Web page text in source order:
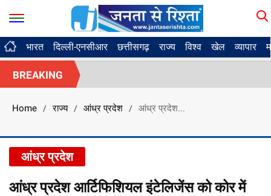
भारत दिल्ली-एनसीआर छत्तीसगढ़ राज्य विश्व खेल व्यापार
BREAKING
Home / राज्य / आंध्र प्रदेश / आंध्र प्रदेश...
आंध्र प्रदेश
आंध्र प्रदेश आर्टिफिशियल इंटेलिजेंस को कोर में